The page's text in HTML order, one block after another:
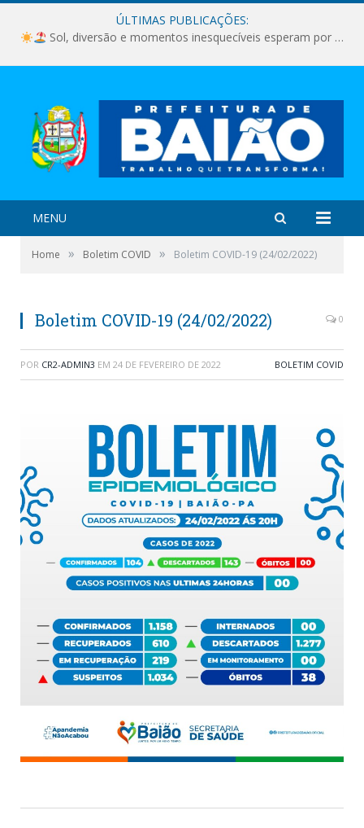
ÚLTIMAS PUBLICAÇÕES:
Sol, diversão e momentos inesquecíveis esperam por você!
MENU
Home » Boletim COVID » Boletim COVID-19 (24/02/2022)
Boletim COVID-19 (24/02/2022) 0
POR CR2-ADMIN3 EM 24 DE FEVEREIRO DE 2022 BOLETIM COVID